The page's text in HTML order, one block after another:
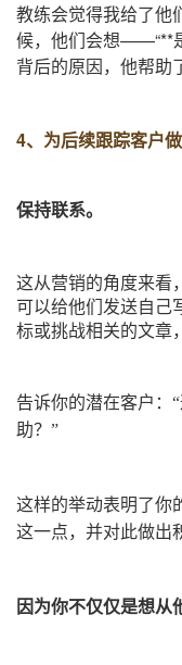
教练会觉得我给了他
候，他们会想——“**
背后的原因，他帮助
4、 为后续跟踪客户
保持联系。
这从营销的角度来
可以给他们发送自己
标或挑战相关的文章
告诉你的潜在客户：
助？”
这样的举动表明了你
这一点，并对此做出
因为你不仅仅是想从